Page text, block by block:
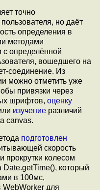
точно
но даёт
определения в
методами
определённой
вошедшего на
соединение. Из
можно отметить уже
привязки через
шрифтов, оценку
изучение различий
canvas.
подготовлен
скорость
колесом
который
в 100мс,
WebWorker для